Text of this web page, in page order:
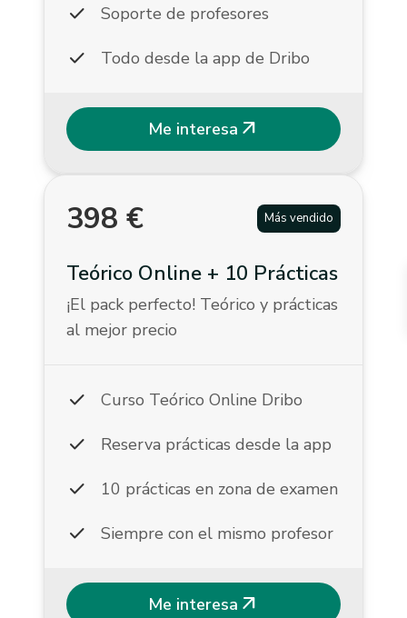
check Soporte de profesores
check Todo desde la app de Dribo
Me interesa arrow_outward
398 € Más vendido
Teórico Online + 10 Prácticas
¡El pack perfecto! Teórico y prácticas
al mejor precio
check Curso Teórico Online Dribo
check Reserva prácticas desde la app
check 10 prácticas en zona de examen
check Siempre con el mismo profesor
Me interesa arrow_outward